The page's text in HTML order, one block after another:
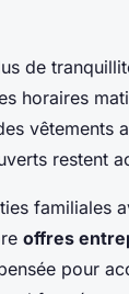
de
horaires
vêtements
restent
familiales
offres
pour